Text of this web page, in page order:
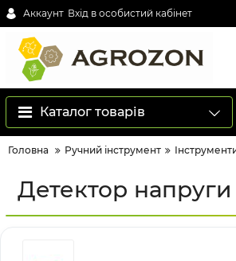
Аккаунт Вхід в особистий кабінет
Каталог товарів
Головна Ручний інструмент
Детектор напруги